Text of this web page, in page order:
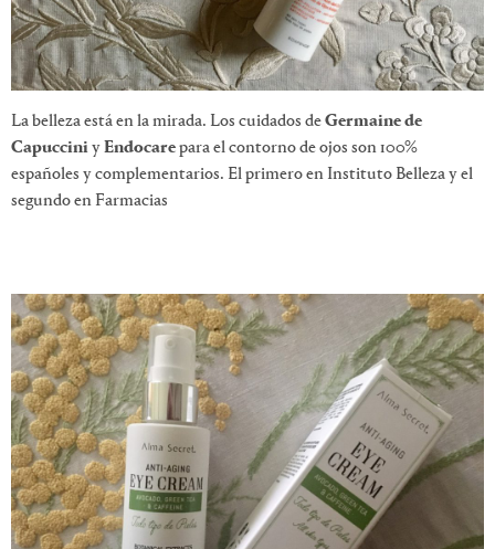
La belleza está en la mirada. Los cuidados deGermaine de
CapucciniyEndocarepara el contorno de ojos son 100%
españoles y complementarios. El primero en Instituto Belleza y el
segundo en Farmacias